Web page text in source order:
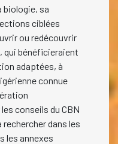
biologie, sa
ciblées
ou redécouvrir
qui bénéficieraient
adaptées, à
connue
conseils du CBN
rechercher dans les
les annexes